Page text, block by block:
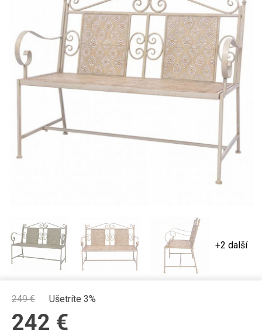
+2 další
249€ Ušetríte 3%
242 €